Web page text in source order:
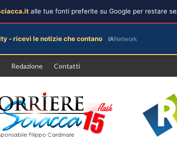
Redazione Contatti
alle tue fonti preferite su Google per restare
- ricevi le notizie che contano IANetwork